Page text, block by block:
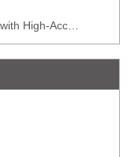
Improved Manufacturing Efficiency with High-Accuracy Automated Optical Inspection